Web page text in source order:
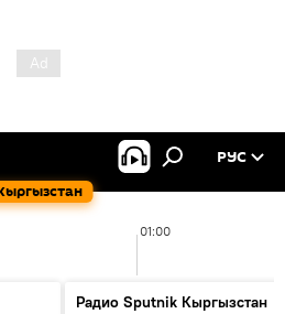
РУС
01:00
Радио Sputnik Кыргызстан